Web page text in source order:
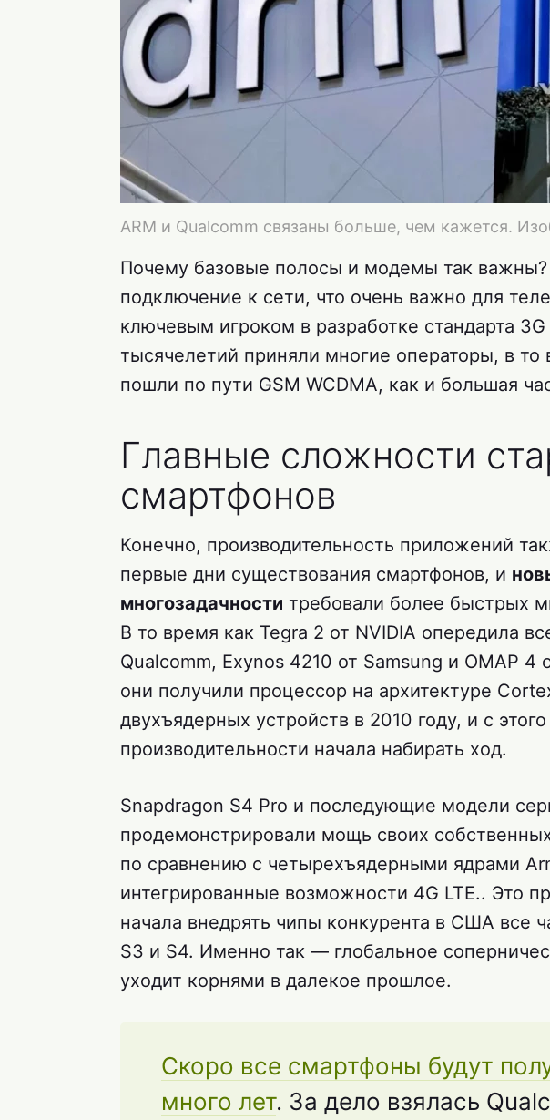
ARM и Qualcomm связаны больше, чем кажется.
Почему базовые полосы и модемы так
подключение к сети, что очень важно для
ключевым игроком в разработке стандарта
тысячелетий приняли многие операторы, в то
пошли по пути GSM WCDMA, как и большая
Главные сложности
смартфонов
Конечно, производительность приложений
первые дни существования смартфонов, и
многозадачности требовали более быстрых
В то время как Tegra 2 от NVIDIA опередила
Qualcomm, Exynos 4210 от Samsung и OMAP
они получили процессор на архитектуре
двухъядерных устройств в 2010 году, и с
производительности начала набирать ход.
Snapdragon S4 Pro и последующие модели
продемонстрировали мощь своих
по сравнению с четырехъядерными ядрами
интегрированные возможности 4G LTE.. Это
начала внедрять чипы конкурента в США все
S3 и S4. Именно так — глобальное
уходит корнями в далекое прошлое.
Скоро все смартфоны будут
много лет. За дело взялась